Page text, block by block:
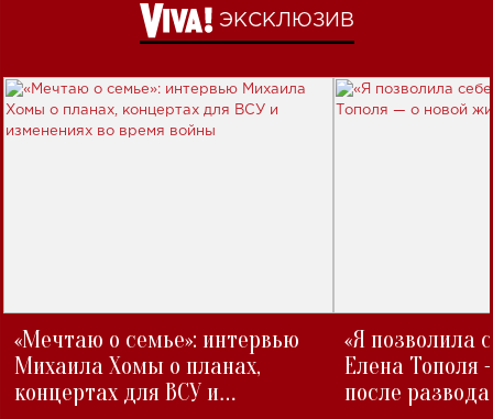
ЭКСКЛЮЗИВ
«Мечтаю о семье»: интервью
Михаила Хомы о планах,
концертах для ВСУ и
«Я позволила
Елена Тополя
после развода